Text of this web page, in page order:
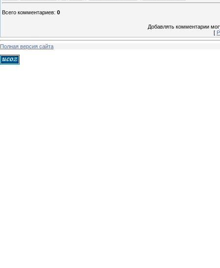
Всего комментариев: 0
Добавлять комментарии
[
Полная версия сайта